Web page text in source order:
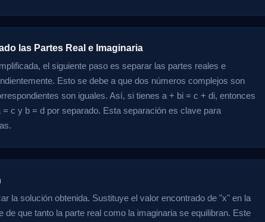
las Partes Real e Imaginaria
el siguiente paso es separar las partes reales e
Esto se debe a que dos números complejos son
son iguales. Así, si tienes a + bi = c + di, entonces
c y b = d por separado. Esta separación es clave para
la solución obtenida. Sustituye el valor encontrado de "x" en la
de que tanto la parte real como la imaginaria se equilibran. Este